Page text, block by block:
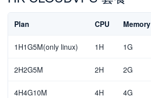
Plan CPU Memory
1H1G5M(only linux) 1H 1G
2H2G5M 2H 2G
4H4G10M 4H 4G